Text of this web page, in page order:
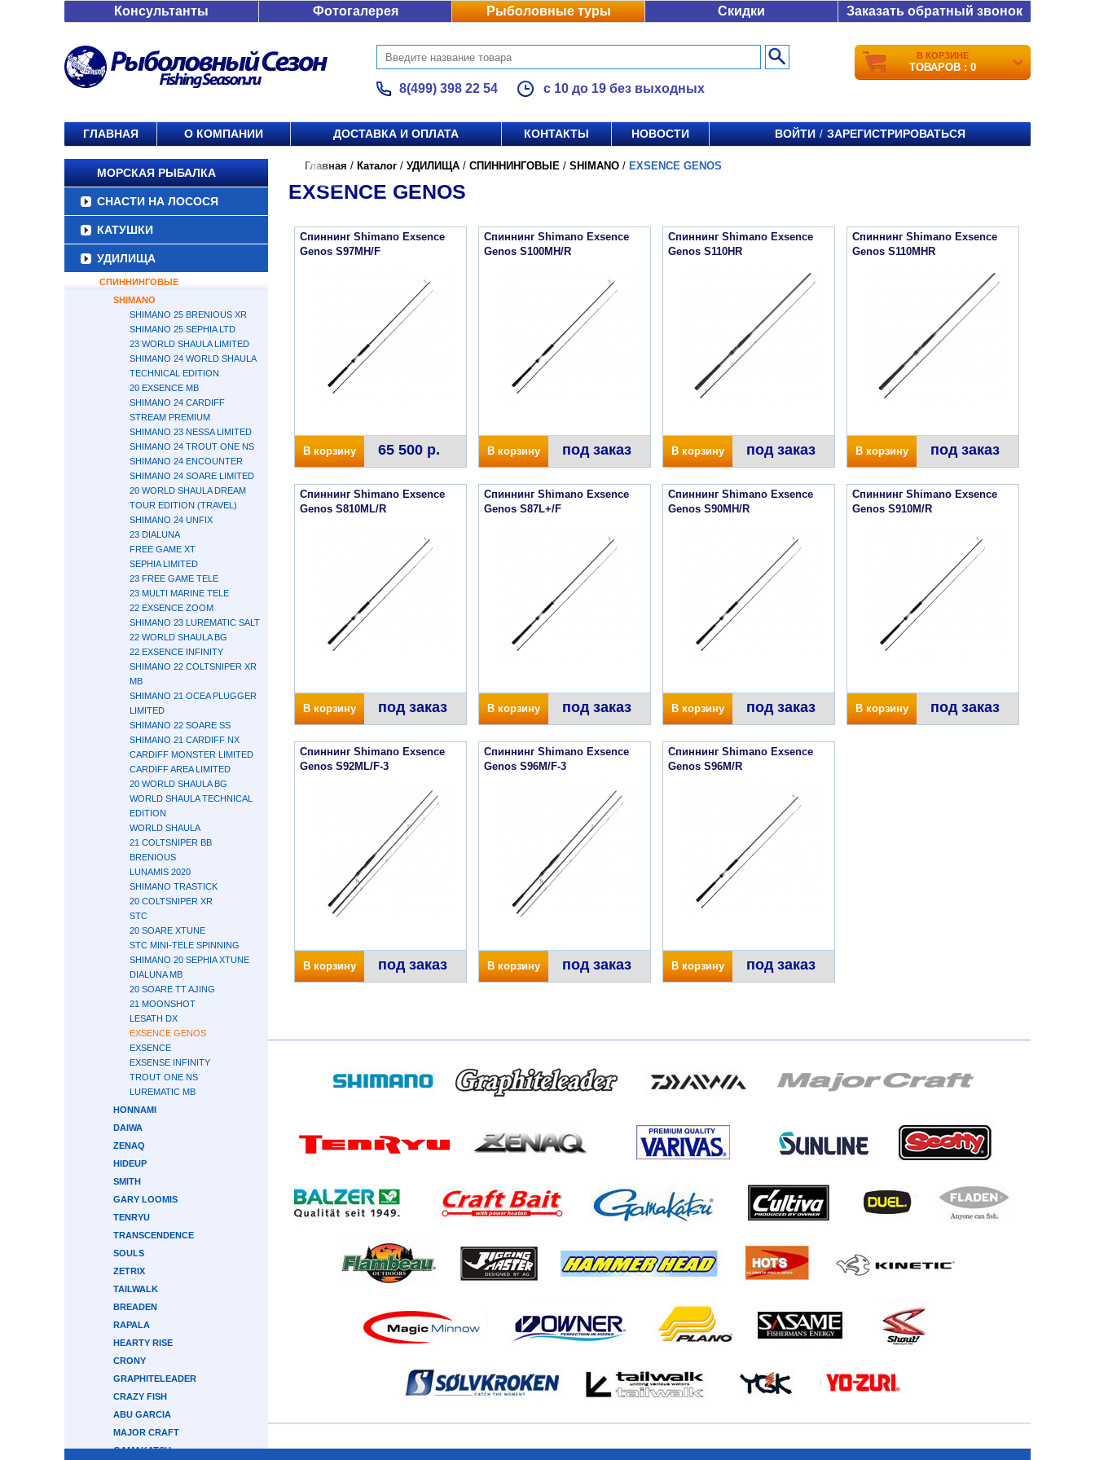
Консультанты Фотогалерея Рыболовные туры Скидки Заказать обратный звонок
8(499) 398 22 54 с 10 до 19 без выходных
В КОРЗИНЕ
ТОВАРОВ : 0
ГЛАВНАЯ О КОМПАНИИ ДОСТАВКА И ОПЛАТА КОНТАКТЫ НОВОСТИ ВОЙТИ / ЗАРЕГИСТРИРОВАТЬСЯ
МОРСКАЯ РЫБАЛКА
СНАСТИ НА ЛОСОСЯ
КАТУШКИ
УДИЛИЩА
СПИННИНГОВЫЕ
SHIMANO
SHIMANO 25 BRENIOUS XR
SHIMANO 25 SEPHIA LTD
23 WORLD SHAULA LIMITED
SHIMANO 24 WORLD SHAULA
TECHNICAL EDITION
20 EXSENCE MB
SHIMANO 24 CARDIFF
STREAM PREMIUM
SHIMANO 23 NESSA LIMITED
SHIMANO 24 TROUT ONE NS
SHIMANO 24 ENCOUNTER
SHIMANO 24 SOARE LIMITED
20 WORLD SHAULA DREAM
TOUR EDITION (TRAVEL)
SHIMANO 24 UNFIX
23 DIALUNA
FREE GAME XT
SEPHIA LIMITED
23 FREE GAME TELE
23 MULTI MARINE TELE
22 EXSENCE ZOOM
SHIMANO 23 LUREMATIC SALT
22 WORLD SHAULA BG
22 EXSENCE INFINITY
SHIMANO 22 COLTSNIPER XR
MB
SHIMANO 21 OCEA PLUGGER
LIMITED
SHIMANO 22 SOARE SS
SHIMANO 21 CARDIFF NX
CARDIFF MONSTER LIMITED
CARDIFF AREA LIMITED
20 WORLD SHAULA BG
WORLD SHAULA TECHNICAL
EDITION
WORLD SHAULA
21 COLTSNIPER BB
BRENIOUS
LUNAMIS 2020
SHIMANO TRASTICK
20 COLTSNIPER XR
STC
20 SOARE XTUNE
STC MINI-TELE SPINNING
SHIMANO 20 SEPHIA XTUNE
DIALUNA MB
20 SOARE TT AJING
21 MOONSHOT
LESATH DX
EXSENCE GENOS
EXSENCE
EXSENSE INFINITY
TROUT ONE NS
LUREMATIC MB
HONNAMI
DAIWA
ZENAQ
HIDEUP
SMITH
GARY LOOMIS
TENRYU
TRANSCENDENCE
SOULS
ZETRIX
TAILWALK
BREADEN
RAPALA
HEARTY RISE
CRONY
GRAPHITELEADER
CRAZY FISH
ABU GARCIA
MAJOR CRAFT
GAMAKATSU
Главная / Каталог / УДИЛИЩА / СПИННИНГОВЫЕ / SHIMANO / EXSENCE GENOS
EXSENCE GENOS
Спиннинг Shimano Exsence
Genos S97MH/F
В корзину 65 500 р.
Спиннинг Shimano Exsence
Genos S100MH/R
В корзину под заказ
Спиннинг Shimano Exsence
Genos S110HR
В корзину под заказ
Спиннинг Shimano Exsence
Genos S110MHR
В корзину под заказ
Спиннинг Shimano Exsence
Genos S810ML/R
В корзину под заказ
Спиннинг Shimano Exsence
Genos S87L+/F
В корзину под заказ
Спиннинг Shimano Exsence
Genos S90MH/R
В корзину под заказ
Спиннинг Shimano Exsence
Genos S910M/R
В корзину под заказ
Спиннинг Shimano Exsence
Genos S92ML/F-3
В корзину под заказ
Спиннинг Shimano Exsence
Genos S96M/F-3
В корзину под заказ
Спиннинг Shimano Exsence
Genos S96M/R
В корзину под заказ